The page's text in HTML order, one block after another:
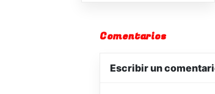
Comentarios
Escribir un